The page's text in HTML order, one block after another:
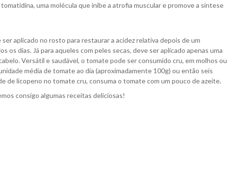
uma molécula que inibe a atrofia muscular e promove a síntese
aplicado no rosto para restaurar a acidez relativa depois de um
dias. Já para aqueles com peles secas, deve ser aplicado apenas uma
Versátil e saudável, o tomate pode ser consumido cru, em molhos ou
média de tomate ao dia (aproximadamente 100g) ou então seis
de licopeno no tomate cru, consuma o tomate com um pouco de azeite.
consigo algumas receitas deliciosas!